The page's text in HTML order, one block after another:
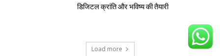
डिजिटल क्रांति और भविष्य की तैयारी
Load more